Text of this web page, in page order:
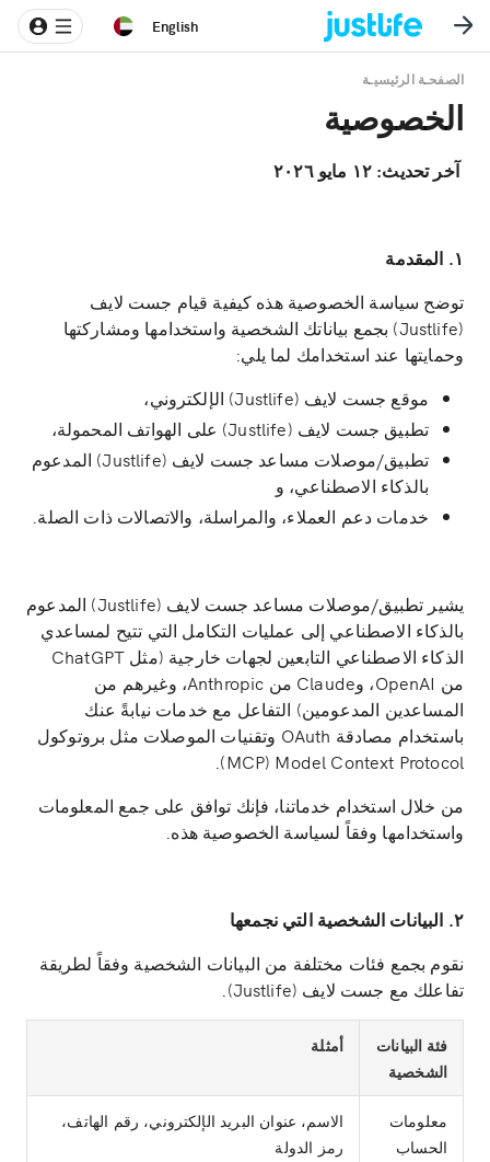
English
الخصوصية
الصفحـة الرئيسيـة
آخر تحديث: ١٢ مايو ٢٠٢٦
١. المقدمة
توضح سياسة الخصوصية هذه كيفية قيام جست لايف
(Justlife) بجمع بياناتك الشخصية واستخدامها ومشاركتها
وحمايتها عند استخدامك لما يلي:
موقع جست لايف (Justlife) الإلكتروني،
تطبيق جست لايف (Justlife) على الهواتف المحمولة،
تطبيق/موصلات مساعد جست لايف (Justlife) المدعوم
بالذكاء الاصطناعي، و
خدمات دعم العملاء، والمراسلة، والاتصالات ذات الصلة.
يشير تطبيق/موصلات مساعد جست لايف (Justlife) المدعوم
بالذكاء الاصطناعي إلى عمليات التكامل التي تتيح لمساعدي
الذكاء الاصطناعي التابعين لجهات خارجية (مثل ChatGPT
من OpenAI، وClaude من Anthropic، وغيرهم من
المساعدين المدعومين) التفاعل مع خدمات نيابةً عنك
باستخدام مصادقة OAuth وتقنيات الموصلات مثل بروتوكول
Model Context Protocol ‏(MCP).
من خلال استخدام خدماتنا، فإنك توافق على جمع المعلومات
واستخدامها وفقاً لسياسة الخصوصية هذه.
٢. البيانات الشخصية التي نجمعها
نقوم بجمع فئات مختلفة من البيانات الشخصية وفقاً لطريقة
تفاعلك مع جست لايف (Justlife).
فئة البيانات
الشخصية
أمثلة
معلومات
الحساب
الاسم، عنوان البريد الإلكتروني، رقم الهاتف،
رمز الدولة